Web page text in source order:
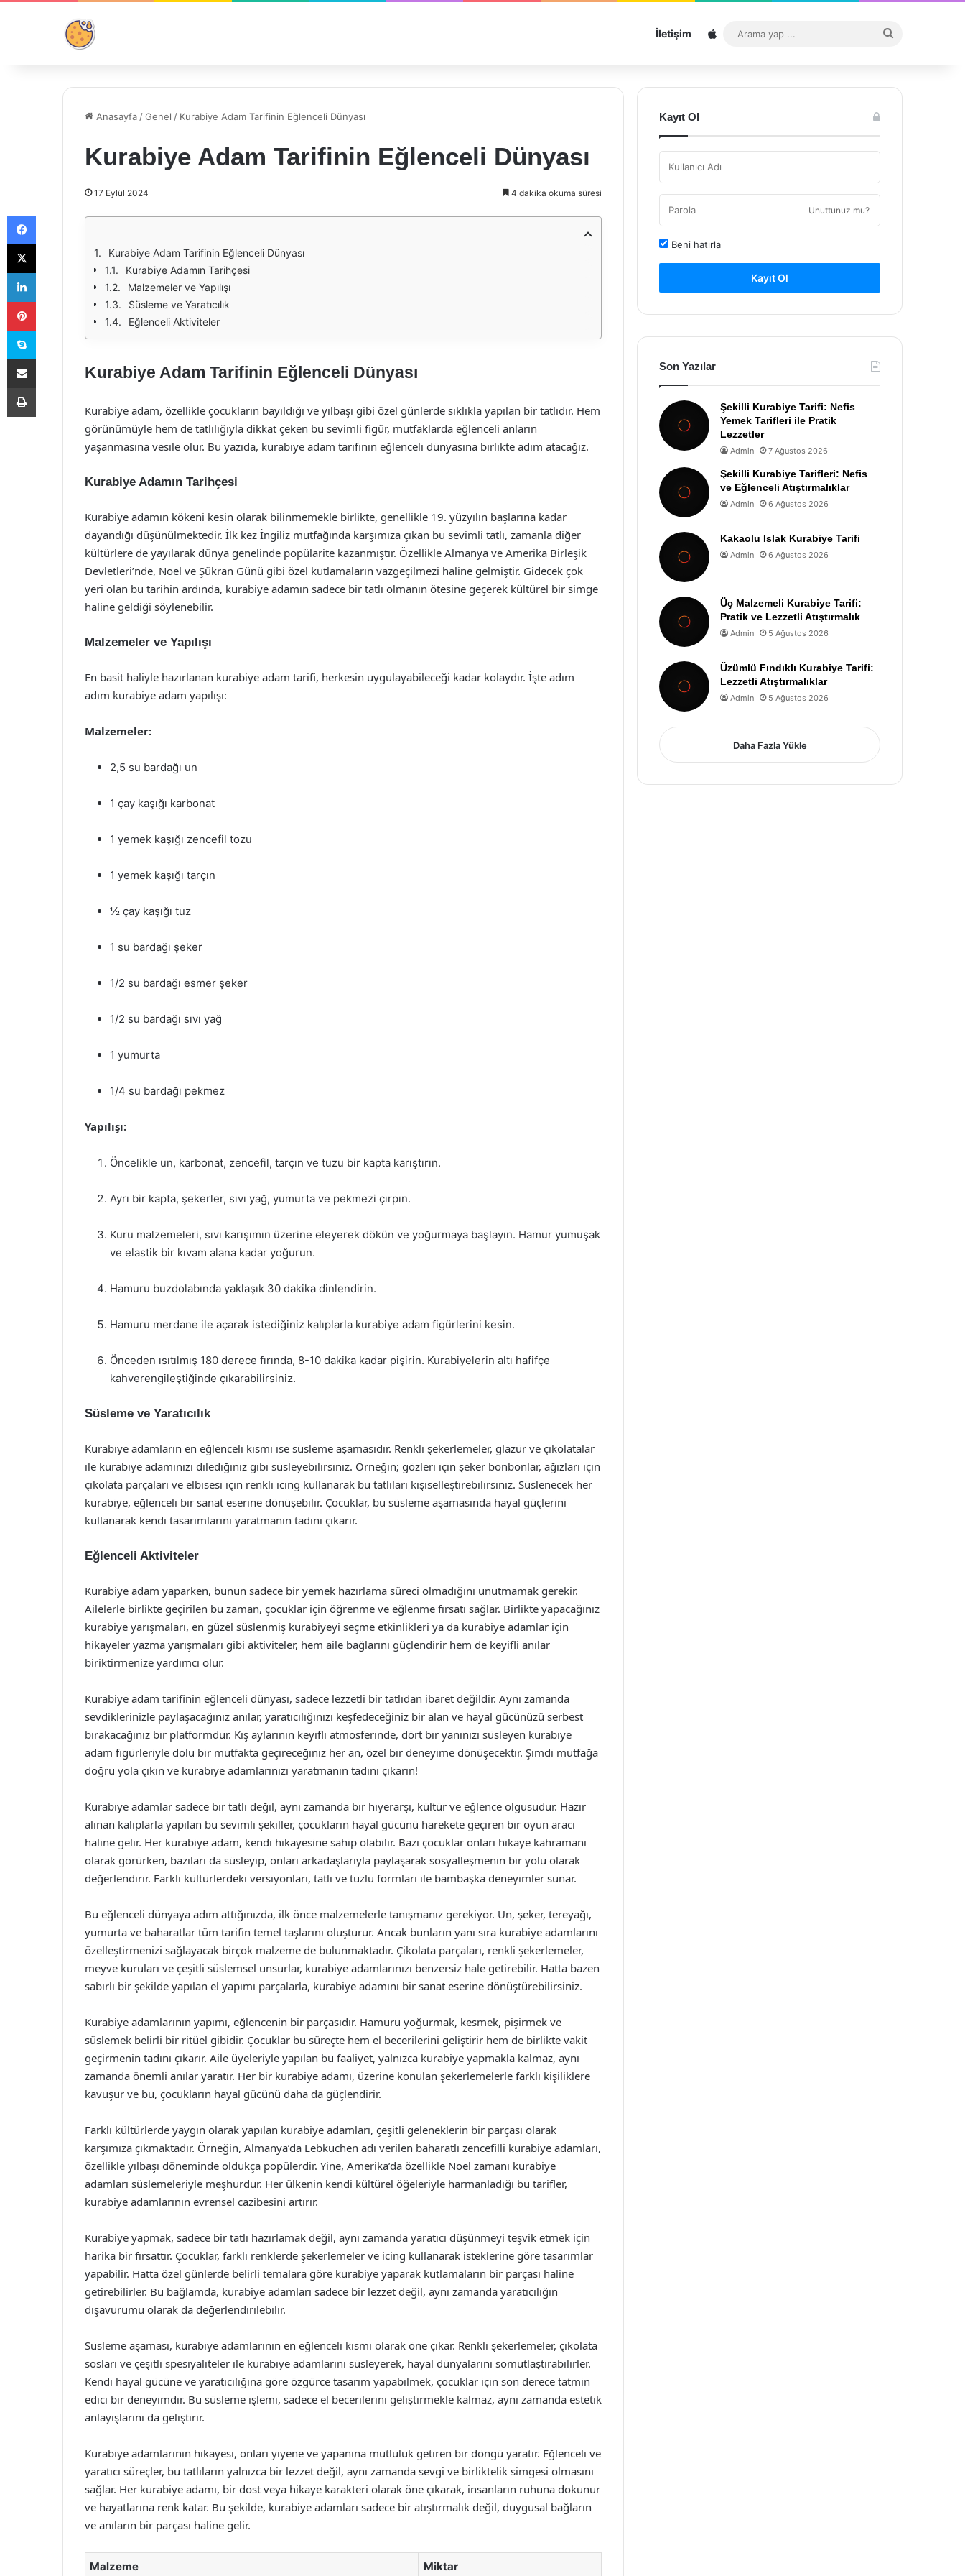
İletişim Sitemap
...
Anasayfa /Genel / Kurabiye Adam Tarifinin Eğlenceli Dünyası
Kurabiye Adam Tarifinin Eğlenceli Dünyası
17 Eylül 2024 4 dakika okuma süresi
Kurabiye Adam Tarifinin Eğlenceli Dünyası
Kurabiye Adamın Tarihçesi
Malzemeler ve Yapılışı
Süsleme ve Yaratıcılık
Eğlenceli Aktiviteler
Kurabiye Adam Tarifinin Eğlenceli Dünyası
Kurabiye adam, özellikle çocukların bayıldığı ve yılbaşı gibi özel günlerde sıklıkla yapılan bir tatlıdır. Hem
görünümüyle hem de tatlılığıyla dikkat çeken bu sevimli figür, mutfaklarda eğlenceli anların
yaşanmasına vesile olur. Bu yazıda, kurabiye adam tarifinin eğlenceli dünyasına birlikte adım atacağız.
Kurabiye Adamın Tarihçesi
Kurabiye adamın kökeni kesin olarak bilinmemekle birlikte, genellikle 19. yüzyılın başlarına kadar
dayandığı düşünülmektedir. İlk kez İngiliz mutfağında karşımıza çıkan bu sevimli tatlı, zamanla diğer
kültürlere de yayılarak dünya genelinde popülarite kazanmıştır. Özellikle Almanya ve Amerika Birleşik
Devletleri’nde, Noel ve Şükran Günü gibi özel kutlamaların vazgeçilmezi haline gelmiştir. Gidecek çok
yeri olan bu tarihin ardında, kurabiye adamın sadece bir tatlı olmanın ötesine geçerek kültürel bir simge
haline geldiği söylenebilir.
Malzemeler ve Yapılışı
En basit haliyle hazırlanan kurabiye adam tarifi, herkesin uygulayabileceği kadar kolaydır. İşte adım
adım kurabiye adam yapılışı:
Malzemeler:
2,5 su bardağı un
1 çay kaşığı karbonat
1 yemek kaşığı zencefil tozu
1 yemek kaşığı tarçın
½ çay kaşığı tuz
1 su bardağı şeker
1/2 su bardağı esmer şeker
1/2 su bardağı sıvı yağ
1 yumurta
1/4 su bardağı pekmez
Yapılışı:
Öncelikle un, karbonat, zencefil, tarçın ve tuzu bir kapta karıştırın.
Ayrı bir kapta, şekerler, sıvı yağ, yumurta ve pekmezi çırpın.
Kuru malzemeleri, sıvı karışımın üzerine eleyerek dökün ve yoğurmaya başlayın. Hamur yumuşak
ve elastik bir kıvam alana kadar yoğurun.
Hamuru buzdolabında yaklaşık 30 dakika dinlendirin.
Hamuru merdane ile açarak istediğiniz kalıplarla kurabiye adam figürlerini kesin.
Önceden ısıtılmış 180 derece fırında, 8-10 dakika kadar pişirin. Kurabiyelerin altı hafifçe
kahverengileştiğinde çıkarabilirsiniz.
Süsleme ve Yaratıcılık
Kurabiye adamların en eğlenceli kısmı ise süsleme aşamasıdır. Renkli şekerlemeler, glazür ve çikolatalar
ile kurabiye adamınızı dilediğiniz gibi süsleyebilirsiniz. Örneğin; gözleri için şeker bonbonlar, ağızları için
çikolata parçaları ve elbisesi için renkli icing kullanarak bu tatlıları kişiselleştirebilirsiniz. Süslenecek her
kurabiye, eğlenceli bir sanat eserine dönüşebilir. Çocuklar, bu süsleme aşamasında hayal güçlerini
kullanarak kendi tasarımlarını yaratmanın tadını çıkarır.
Eğlenceli Aktiviteler
Kurabiye adam yaparken, bunun sadece bir yemek hazırlama süreci olmadığını unutmamak gerekir.
Ailelerle birlikte geçirilen bu zaman, çocuklar için öğrenme ve eğlenme fırsatı sağlar. Birlikte yapacağınız
kurabiye yarışmaları, en güzel süslenmiş kurabiyeyi seçme etkinlikleri ya da kurabiye adamlar için
hikayeler yazma yarışmaları gibi aktiviteler, hem aile bağlarını güçlendirir hem de keyifli anılar
biriktirmenize yardımcı olur.
Kurabiye adam tarifinin eğlenceli dünyası, sadece lezzetli bir tatlıdan ibaret değildir. Aynı zamanda
sevdiklerinizle paylaşacağınız anılar, yaratıcılığınızı keşfedeceğiniz bir alan ve hayal gücünüzü serbest
bırakacağınız bir platformdur. Kış aylarının keyifli atmosferinde, dört bir yanınızı süsleyen kurabiye
adam figürleriyle dolu bir mutfakta geçireceğiniz her an, özel bir deneyime dönüşecektir. Şimdi mutfağa
doğru yola çıkın ve kurabiye adamlarınızı yaratmanın tadını çıkarın!
Kurabiye adamlar sadece bir tatlı değil, aynı zamanda bir hiyerarşi, kültür ve eğlence olgusudur. Hazır
alınan kalıplarla yapılan bu sevimli şekiller, çocukların hayal gücünü harekete geçiren bir oyun aracı
haline gelir. Her kurabiye adam, kendi hikayesine sahip olabilir. Bazı çocuklar onları hikaye kahramanı
olarak görürken, bazıları da süsleyip, onları arkadaşlarıyla paylaşarak sosyalleşmenin bir yolu olarak
değerlendirir. Farklı kültürlerdeki versiyonları, tatlı ve tuzlu formları ile bambaşka deneyimler sunar.
Bu eğlenceli dünyaya adım attığınızda, ilk önce malzemelerle tanışmanız gerekiyor. Un, şeker, tereyağı,
yumurta ve baharatlar tüm tarifin temel taşlarını oluşturur. Ancak bunların yanı sıra kurabiye adamlarını
özelleştirmenizi sağlayacak birçok malzeme de bulunmaktadır. Çikolata parçaları, renkli şekerlemeler,
meyve kuruları ve çeşitli süslemsel unsurlar, kurabiye adamlarınızı benzersiz hale getirebilir. Hatta bazen
sabırlı bir şekilde yapılan el yapımı parçalarla, kurabiye adamını bir sanat eserine dönüştürebilirsiniz.
Kurabiye adamlarının yapımı, eğlencenin bir parçasıdır. Hamuru yoğurmak, kesmek, pişirmek ve
süslemek belirli bir ritüel gibidir. Çocuklar bu süreçte hem el becerilerini geliştirir hem de birlikte vakit
geçirmenin tadını çıkarır. Aile üyeleriyle yapılan bu faaliyet, yalnızca kurabiye yapmakla kalmaz, aynı
zamanda önemli anılar yaratır. Her bir kurabiye adamı, üzerine konulan şekerlemelerle farklı kişiliklere
kavuşur ve bu, çocukların hayal gücünü daha da güçlendirir.
Farklı kültürlerde yaygın olarak yapılan kurabiye adamları, çeşitli geleneklerin bir parçası olarak
karşımıza çıkmaktadır. Örneğin, Almanya’da Lebkuchen adı verilen baharatlı zencefilli kurabiye adamları,
özellikle yılbaşı döneminde oldukça popülerdir. Yine, Amerika’da özellikle Noel zamanı kurabiye
adamları süslemeleriyle meşhurdur. Her ülkenin kendi kültürel öğeleriyle harmanladığı bu tarifler,
kurabiye adamlarının evrensel cazibesini artırır.
Kurabiye yapmak, sadece bir tatlı hazırlamak değil, aynı zamanda yaratıcı düşünmeyi teşvik etmek için
harika bir fırsattır. Çocuklar, farklı renklerde şekerlemeler ve icing kullanarak isteklerine göre tasarımlar
yapabilir. Hatta özel günlerde belirli temalara göre kurabiye yaparak kutlamaların bir parçası haline
getirebilirler. Bu bağlamda, kurabiye adamları sadece bir lezzet değil, aynı zamanda yaratıcılığın
dışavurumu olarak da değerlendirilebilir.
Süsleme aşaması, kurabiye adamlarının en eğlenceli kısmı olarak öne çıkar. Renkli şekerlemeler, çikolata
sosları ve çeşitli spesiyaliteler ile kurabiye adamlarını süsleyerek, hayal dünyalarını somutlaştırabilirler.
Kendi hayal gücüne ve yaratıcılığına göre özgürce tasarım yapabilmek, çocuklar için son derece tatmin
edici bir deneyimdir. Bu süsleme işlemi, sadece el becerilerini geliştirmekle kalmaz, aynı zamanda estetik
anlayışlarını da geliştirir.
Kurabiye adamlarının hikayesi, onları yiyene ve yapanına mutluluk getiren bir döngü yaratır. Eğlenceli ve
yaratıcı süreçler, bu tatlıların yalnızca bir lezzet değil, aynı zamanda sevgi ve birliktelik simgesi olmasını
sağlar. Her kurabiye adamı, bir dost veya hikaye karakteri olarak öne çıkarak, insanların ruhuna dokunur
ve hayatlarına renk katar. Bu şekilde, kurabiye adamları sadece bir atıştırmalık değil, duygusal bağların
ve anıların bir parçası haline gelir.
Malzeme Miktar
Kayıt Ol
Unuttunuz mu?
Beni hatırla
Kayıt Ol
Son Yazılar
Şekilli Kurabiye Tarifi: Nefis
Yemek Tarifleri ile Pratik
Lezzetler
Admin 7 Ağustos 2026
Şekilli Kurabiye Tarifleri: Nefis
ve Eğlenceli Atıştırmalıklar
Admin 6 Ağustos 2026
Kakaolu Islak Kurabiye Tarifi
Admin 6 Ağustos 2026
Üç Malzemeli Kurabiye Tarifi:
Pratik ve Lezzetli Atıştırmalık
Admin 5 Ağustos 2026
Üzümlü Fındıklı Kurabiye Tarifi:
Lezzetli Atıştırmalıklar
Admin 5 Ağustos 2026
Daha Fazla Yükle
Facebook
X
LinkedIn
Pinterest
Skype
E-Posta ile paylaş